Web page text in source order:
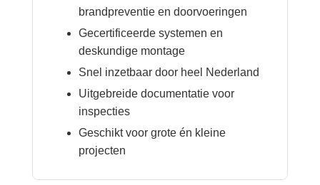
brandpreventie en doorvoeringen
Gecertificeerde systemen en
deskundige montage
Snel inzetbaar door heel Nederland
Uitgebreide documentatie voor
inspecties
Geschikt voor grote én kleine
projecten